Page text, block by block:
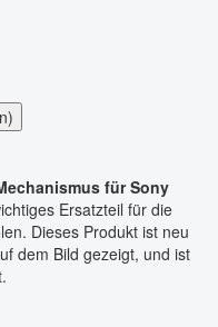
für Sony
Ersatzteil für die
Dieses Produkt ist neu
dem Bild gezeigt, und ist